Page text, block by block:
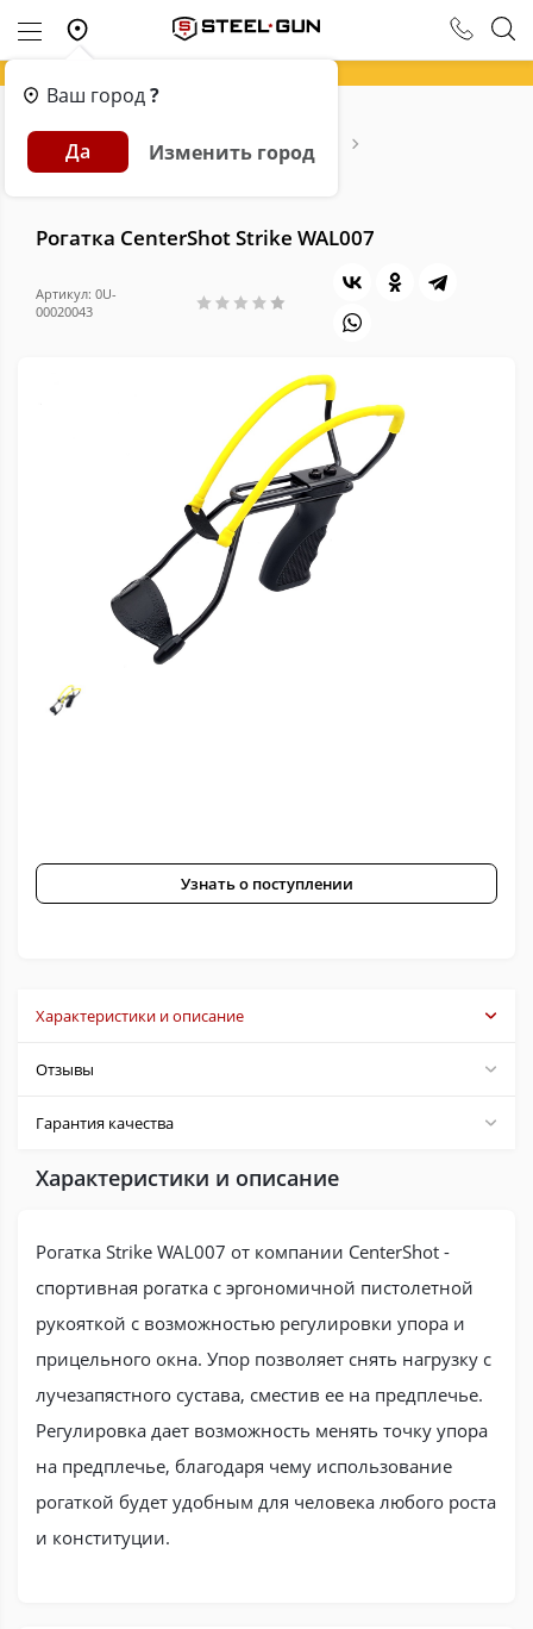
Ваш город?
Да Изменить город
Главная Каталог
Рогатки и аксессуары
Рогатки
Рогатка CenterShot Strike WAL007
Артикул: 0U-
00020043
Узнать о поступлении
Характеристики и описание
Отзывы
Гарантия качества
Характеристики и описание
Рогатка Strike WAL007 от компании CenterShot -
спортивная рогатка с эргономичной пистолетной
рукояткой с возможностью регулировки упора и
прицельного окна. Упор позволяет снять нагрузку с
лучезапястного сустава, сместив ее на предплечье.
Регулировка дает возможность менять точку упора
на предплечье, благодаря чему использование
рогаткой будет удобным для человека любого роста
и конституции.